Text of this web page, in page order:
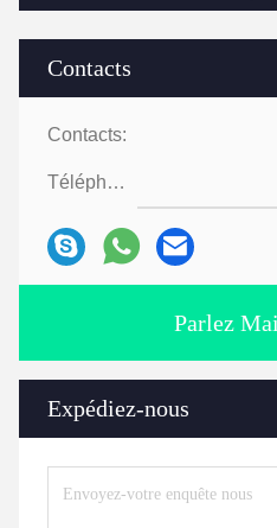
Contacts
Contacts:
Téléphone:
Parlez
Expédiez-nous